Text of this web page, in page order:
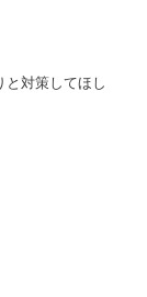
と対策してほし